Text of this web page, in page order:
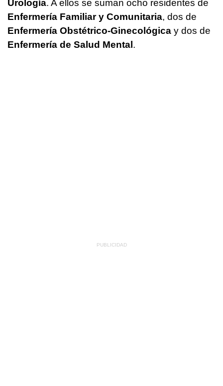
Urología. A ellos se suman ocho residentes de
Enfermería Familiar y Comunitaria, dos de
Enfermería Obstétrico-Ginecológica y dos de
Enfermería de Salud Mental.